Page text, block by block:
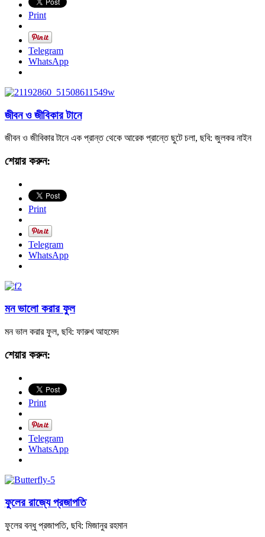
Print
Telegram
WhatsApp
জীবন ও জীবিকার টানে
জীবন ও জীবিকার টানে এক প্রান্ত থেকে আরেক প্রান্তে ছুটে চলা, ছবি: জুলকর নাইন
শেয়ার করুন:
Print
Telegram
WhatsApp
মন ভালো করার ফুল
মন ভাল করার ফুল, ছবি: ফারুখ আহমেদ
শেয়ার করুন:
Print
Telegram
WhatsApp
ফুলের রাজ্যে প্রজাপতি
ফুলের বন্ধু প্রজাপতি, ছবি: মিজানুর রহমান